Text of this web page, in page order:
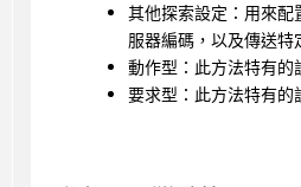
其他探索設定：用來配
服器編碼，以及傳送
動作型：此方法特有的
要求型：此方法特有的